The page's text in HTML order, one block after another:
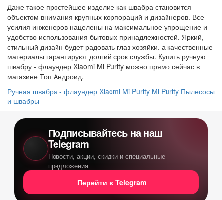
Даже такое простейшее изделие как швабра становится
объектом внимания крупных корпораций и дизайнеров. Все
усилия инженеров нацелены на максимальное упрощение и
удобство использования бытовых принадлежностей. Яркий,
стильный дизайн будет радовать глаз хозяйки, а качественные
материалы гарантируют долгий срок службы. Купить ручную
швабру - флаундер Xiaomi Mi Purity можно прямо сейчас в
магазине Топ Андроид.
Ручная швабра - флаундер Xiaomi Mi Purity Mi Purity Пылесосы
и швабры
Подписывайтесь на наш
Telegram
Новости, акции, скидки и специальные
предложения
Перейти в Telegram